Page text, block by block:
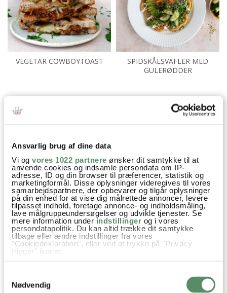
Ansvarlig brug af dine data
Vi og vores 1022 partnere ønsker dit samtykke til at
anvende cookies og indsamle persondata om IP-
adresse, ID og din browser til præferencer, statistik og
marketingformål. Disse oplysninger videregives til vores
samarbejdspartnere, der opbevarer og tilgår oplysninger
på din enhed for at vise dig målrettede annoncer, levere
tilpasset indhold, foretage annonce- og indholdsmåling,
lave målgruppeundersøgelser og udvikle tjenester. Se
mere information underindstillinger og i vores
persondatapolitik. Du kan altid trække dit samtykke
tilbage eller ændre indstillinger fra vores
"Cookiedeklaration", eller ved at trykke på "Privacy
trigger" ikonet.
Indsamle præcise oplysninger om din placering,
der kan være nøjagtig inden for få meter
Identificere din enhed baseret på en scanning af
Nødvendig
VEGETAR COWBOYTOAST
SPIDSKÅLSVAFLER MED
GULERØDDER
SPØRGSMÅL TIL OPSKRIFTEN?
Har du spørgsmål til opskriften eller lyst til at sende en sød
hilsen, så kan du skrive til mig i kommentarfeltet herunder.
Du kan måske finde svaret på dit spørgsmål i kommentarfeltet,
hvis det allerede er stillet og besvaret - eller du kan kigge på
denne side, hvor jeg giver svar på mange 'ofte stillede
spørgsmål' til min opskrifter.
30 KOMMENTARER